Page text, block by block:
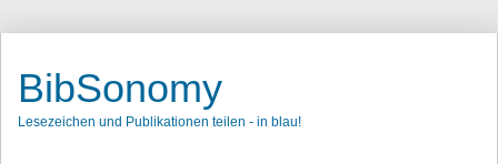
BibSonomy
Lesezeichen und Publikationen teilen - in blau!